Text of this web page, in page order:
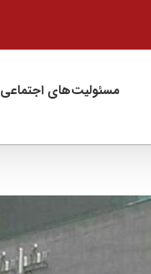
مسئولیت‌های اجتماعی